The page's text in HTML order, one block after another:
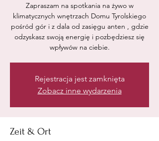
Zapraszam na spotkania na żywo w
klimatycznych wnętrzach Domu Tyrolskiego
pośród gór i z dala od zasięgu anten , gdzie
odzyskasz swoją energię i pozbędziesz się
wpływów na ciebie.
Rejestracja jest zamknięta
Zobacz inne wydarzenia
Zeit & Ort